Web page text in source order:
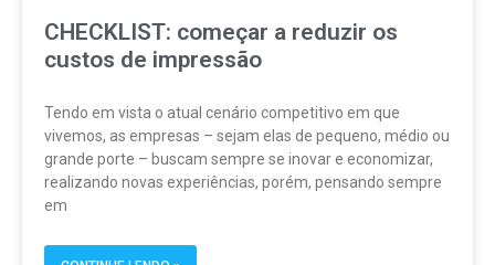
CHECKLIST: começar a reduzir os
custos de impressão
Tendo em vista o atual cenário competitivo em que
vivemos, as empresas – sejam elas de pequeno, médio ou
grande porte – buscam sempre se inovar e economizar,
realizando novas experiências, porém, pensando sempre
em